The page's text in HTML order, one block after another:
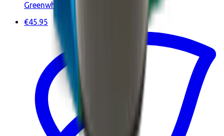
Greenwhey
€45.95